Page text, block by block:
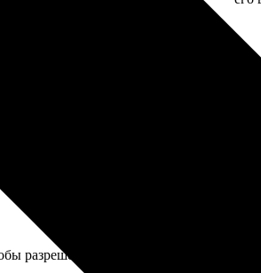
разрешение подошло. Консультант